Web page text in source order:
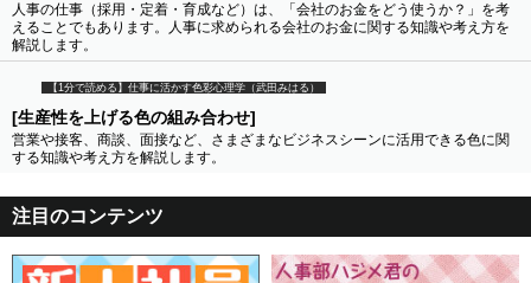
人事の仕事（採用・定着・育成など）は、「会社のお金をどう使うか？」を考
えることでもあります。人事に求められる会社のお金に関する知識や考え方を
解説します。
【1分で読める】仕事に活かす色彩心理学（武田みはる）
[生産性を上げる色の組み合わせ]
営業や接客、商談、面接など、さまざまなビジネスシーンに活用できる色に関
する知識や考え方を解説します。
注目のコンテンツ